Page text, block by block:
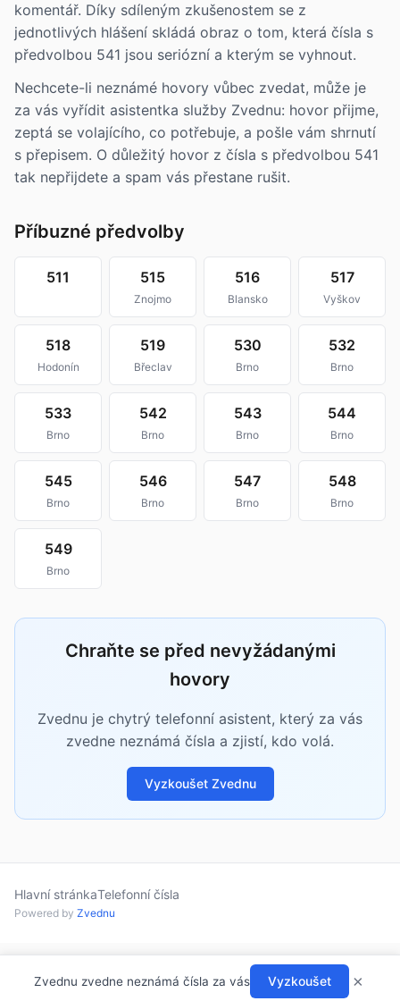
komentář. Díky sdíleným zkušenostem se z
jednotlivých hlášení skládá obraz o tom, která čísla s
předvolbou 541 jsou seriózní a kterým se vyhnout.
Nechcete-li neznámé hovory vůbec zvedat, může je
za vás vyřídit asistentka služby Zvednu: hovor přijme,
zeptá se volajícího, co potřebuje, a pošle vám shrnutí
s přepisem. O důležitý hovor z čísla s předvolbou 541
tak nepřijdete a spam vás přestane rušit.
Příbuzné předvolby
511 515
Znojmo
516
Blansko
517
Vyškov
518
Hodonín
519
Břeclav
530
Brno
532
Brno
533
Brno
542
Brno
543
Brno
544
Brno
545
Brno
546
Brno
547
Brno
548
Brno
549
Brno
Chraňte se před nevyžádanými
hovory
Zvednu je chytrý telefonní asistent, který za vás
zvedne neznámá čísla a zjistí, kdo volá.
Vyzkoušet Zvednu
Zvednu zvedne neznámá čísla za vás Vyzkoušet ×
Hlavní stránkaTelefonní čísla
Powered by Zvednu